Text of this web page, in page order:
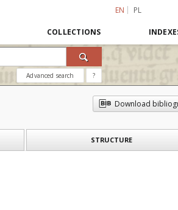
EN PL
COLLECTIONS
Advanced search ?
Download
STRUCTURE